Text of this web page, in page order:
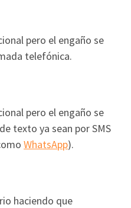
pero el engaño se
telefónica.
pero el engaño se
texto ya sean por SMS
WhatsApp).
haciendo que